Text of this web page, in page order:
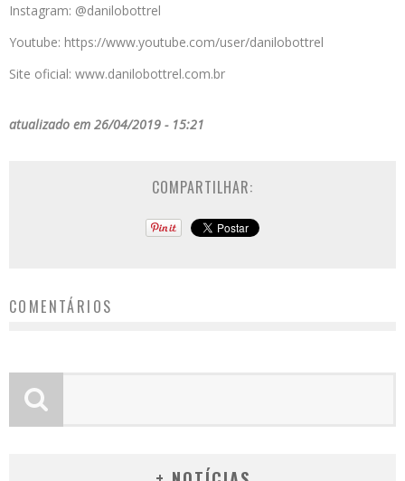
Instagram: @danilobottrel
Youtube: https://www.youtube.com/user/danilobottrel
Site oficial: www.danilobottrel.com.br
atualizado em 26/04/2019 - 15:21
COMPARTILHAR:
COMENTÁRIOS